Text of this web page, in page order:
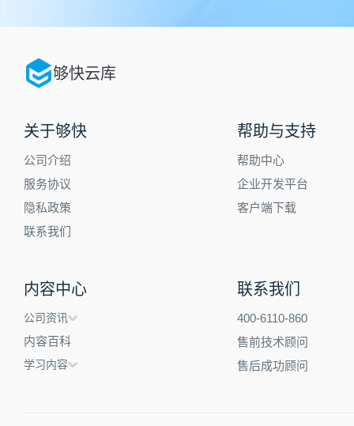
够快云库
关于够快
公司介绍
服务协议
隐私政策
联系我们
帮助与支持
帮助中心
企业开发平台
客户端下载
内容中心
公司资讯
内容百科
学习内容
联系我们
400-6110-860
售前技术顾问
售后成功顾问